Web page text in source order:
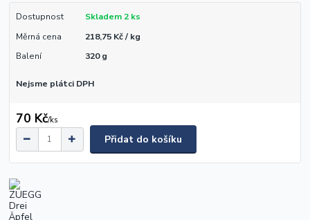
Dostupnost
Skladem 2 ks
Měrná cena
218,75 Kč / kg
Balení
320 g
Nejsme plátci DPH
70 Kč/ks
Přidat do košíku